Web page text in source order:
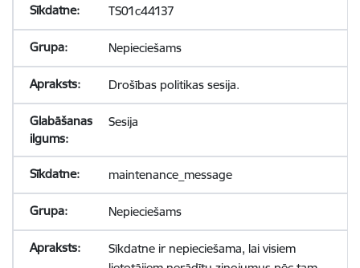
TS01c44137
Nepieciešams
Drošības politikas sesija.
Sesija
maintenance_message
Nepieciešams
Sīkdatne ir nepieciešama, lai visiem